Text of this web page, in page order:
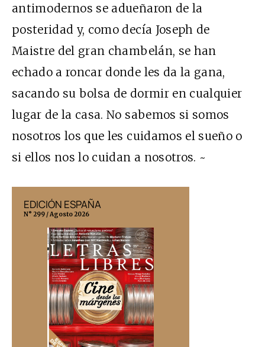
antimodernos se adueñaron de la
posteridad y, como decía Joseph de
Maistre del gran chambelán, se han
echado a roncar donde les da la gana,
sacando su bolsa de dormir en cualquier
lugar de la casa. No sabemos si somos
nosotros los que les cuidamos el sueño o
si ellos nos lo cuidan a nosotros. ~
EDICIÓN ESPAÑA
N° 299 / Agosto 2026